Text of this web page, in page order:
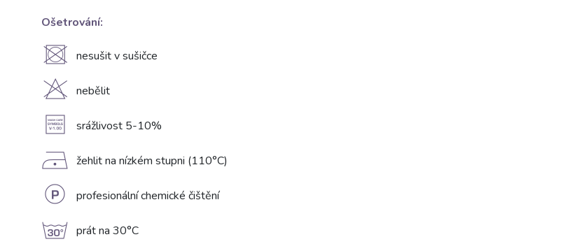
Ošetrování:
U nesušit v sušičce
H nebělit
A srážlivost 5-10%
D žehlit na nízkém stupni (110°C)
L profesionální chemické čištění
g prát na 30°C